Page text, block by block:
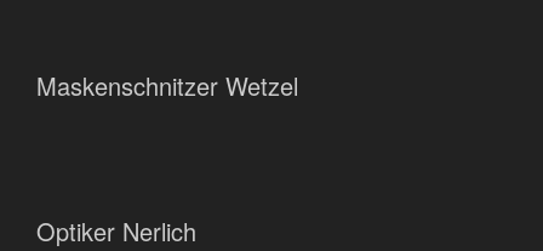
Maskenschnitzer Wetzel
Optiker Nerlich